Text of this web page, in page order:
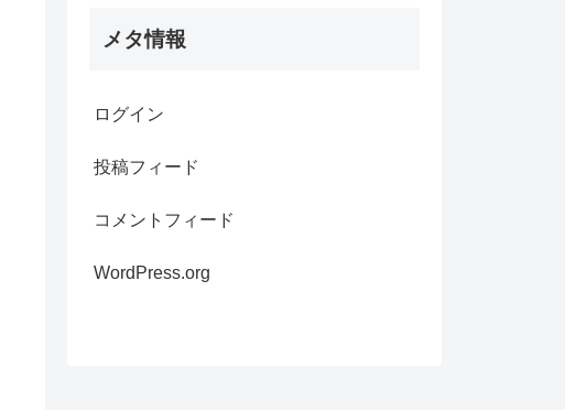
メタ情報
ログイン
投稿フィード
コメントフィード
WordPress.org